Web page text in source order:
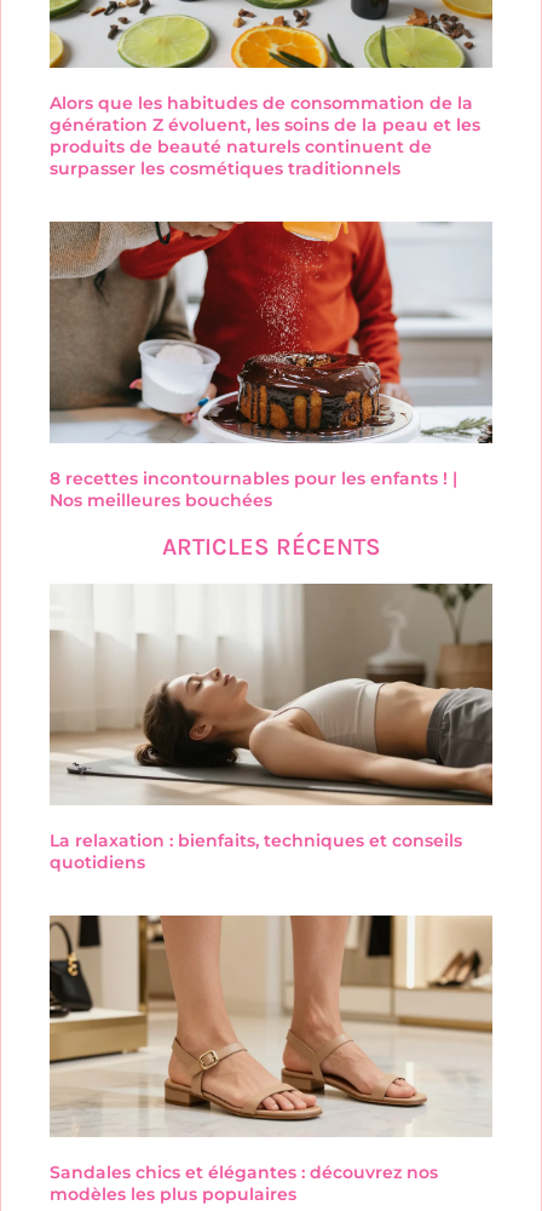
Alors que les habitudes de consommation de la
génération Z évoluent, les soins de la peau et les
produits de beauté naturels continuent de
surpasser les cosmétiques traditionnels
8 recettes incontournables pour les enfants ! |
Nos meilleures bouchées
ARTICLES RÉCENTS
La relaxation : bienfaits, techniques et conseils
quotidiens
Sandales chics et élégantes : découvrez nos
modèles les plus populaires